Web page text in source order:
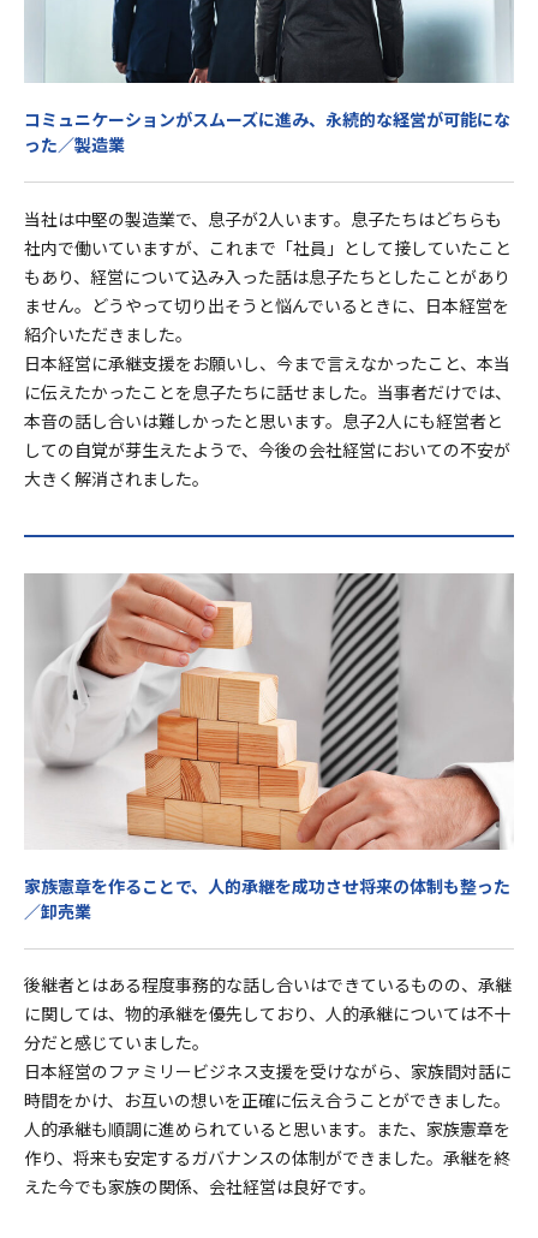
コミュニケーションがスムーズに進み、永続的な経営が可能にな
った／製造業
当社は中堅の製造業で、息子が2人います。息子たちはどちらも
社内で働いていますが、これまで「社員」として接していたこと
もあり、経営について込み入った話は息子たちとしたことがあり
ません。どうやって切り出そうと悩んでいるときに、日本経営を
紹介いただきました。
日本経営に承継支援をお願いし、今まで言えなかったこと、本当
に伝えたかったことを息子たちに話せました。当事者だけでは、
本音の話し合いは難しかったと思います。息子2人にも経営者と
しての自覚が芽生えたようで、今後の会社経営においての不安が
大きく解消されました。
家族憲章を作ることで、人的承継を成功させ将来の体制も整った
／卸売業
後継者とはある程度事務的な話し合いはできているものの、承継
に関しては、物的承継を優先しており、人的承継については不十
分だと感じていました。
日本経営のファミリービジネス支援を受けながら、家族間対話に
時間をかけ、お互いの想いを正確に伝え合うことができました。
人的承継も順調に進められていると思います。また、家族憲章を
作り、将来も安定するガバナンスの体制ができました。承継を終
えた今でも家族の関係、会社経営は良好です。